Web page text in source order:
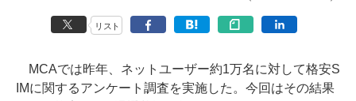
リスト
MCAでは昨年、ネットユーザー約1万名に対して格安S
IMに関するアンケート調査を実施した。今回はその結果